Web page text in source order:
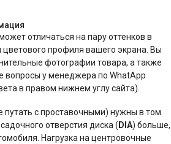
отличаться на пару оттенков в
цветового профиля вашего экрана. Вы
фотографии товара, а также
вопросы у менеджера по WhatApp
в правом нижнем углу сайта).
путать с проставочными) нужны в том
отверстия диска ( DIA) больше,
Нагрузка на центровочные